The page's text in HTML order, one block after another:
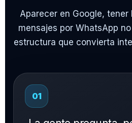
Aparecer en Google,
mensajes por WhatsApp
estructura que convierta
01